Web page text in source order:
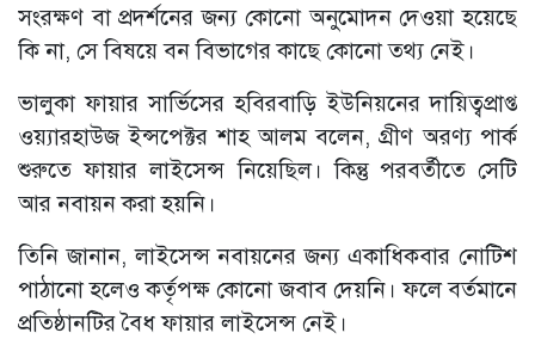
সংরক্ষণ বা প্রদর্শনের জন্য কোনো অনুমোদন দেওয়া হয়েছে
কি না, সে বিষয়ে বন বিভাগের কাছে কোনো তথ্য নেই।
ভালুকা ফায়ার সার্ভিসের হবিরবাড়ি ইউনিয়নের দায়িত্বপ্রাপ্ত
ওয়্যারহাউজ ইন্সপেক্টর শাহ আলম বলেন, গ্রীণ অরণ্য পার্ক
শুরুতে ফায়ার লাইসেন্স নিয়েছিল। কিন্তু পরবর্তীতে সেটি
আর নবায়ন করা হয়নি।
তিনি জানান, লাইসেন্স নবায়নের জন্য একাধিকবার নোটিশ
পাঠানো হলেও কর্তৃপক্ষ কোনো জবাব দেয়নি। ফলে বর্তমানে
প্রতিষ্ঠানটির বৈধ ফায়ার লাইসেন্স নেই।